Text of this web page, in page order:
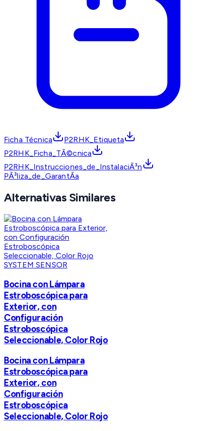
Ficha Técnica
P2RHK_Etiqueta
P2RHK_Ficha_TÃ©cnica
P2RHK_Instrucciones_de_InstalaciÃ³n
PÃ³liza_de_GarantÃ­a
Alternativas Similares
SYSTEM SENSOR
Bocina con Lámpara
Estroboscópica para
Exterior, con
Configuración
Estroboscópica
Seleccionable, Color Rojo
Bocina con Lámpara
Estroboscópica para
Exterior, con
Configuración
Estroboscópica
Seleccionable, Color Rojo